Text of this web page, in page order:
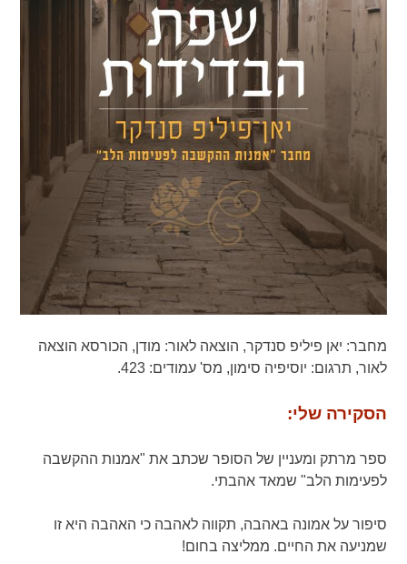
מחבר: יאן פיליפ סנדקר, הוצאה לאור: מודן, הכורסא הוצאה
לאור, תרגום: יוסיפיה סימון, מס' עמודים: 423.
הסקירה שלי:
ספר מרתק ומעניין של הסופר שכתב את "אמנות ההקשבה
לפעימות הלב" שמאד אהבתי.
סיפור על אמונה באהבה, תקווה לאהבה כי האהבה היא זו
שמניעה את החיים. ממליצה בחום!